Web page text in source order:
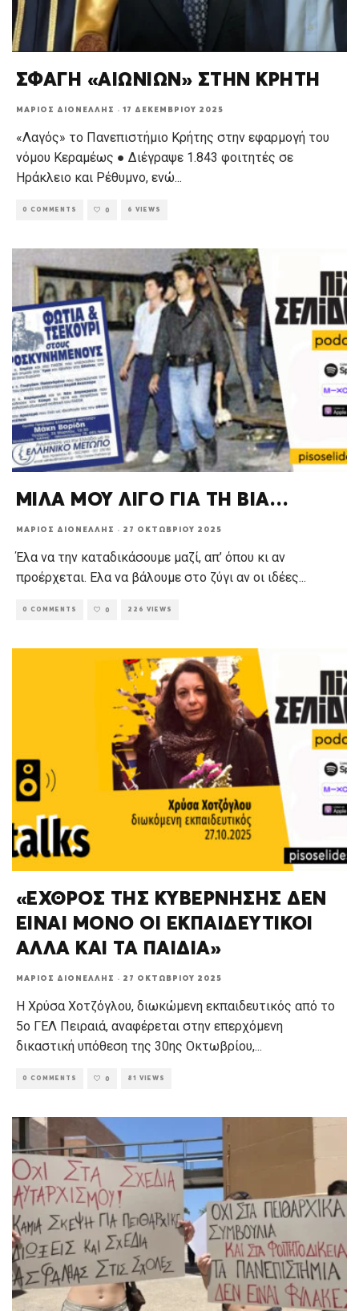
ΣΦΑΓΗ «ΑΙΩΝΙΩΝ» ΣΤΗΝ ΚΡΗΤΗ
ΜΆΡΙΟΣ ΔΙΟΝΈΛΛΗΣ · 17 ΔΕΚΕΜΒΡΊΟΥ 2025
«Λαγός» το Πανεπιστήμιο Κρήτης στην εφαρμογή του
νόμου Κεραμέως ● Διέγραψε 1.843 φοιτητές σε
Ηράκλειο και Ρέθυμνο, ενώ...
0 COMMENTS 0 6 VIEWS
ΜΙΛΑ ΜΟΥ ΛΙΓΟ ΓΙΑ ΤΗ ΒΙΑ…
ΜΆΡΙΟΣ ΔΙΟΝΈΛΛΗΣ · 27 ΟΚΤΩΒΡΊΟΥ 2025
Έλα να την καταδικάσουμε μαζί, απ’ όπου κι αν
προέρχεται. Ελα να βάλουμε στο ζύγι αν οι ιδέες...
0 COMMENTS 0 226 VIEWS
«ΕΧΘΡΟΣ ΤΗΣ ΚΥΒΕΡΝΗΣΗΣ ΔΕΝ
ΕΙΝΑΙ ΜΟΝΟ ΟΙ ΕΚΠΑΙΔΕΥΤΙΚΟΊ
ΑΛΛΑ ΚΑΙ ΤΑ ΠΑΙΔΙΑ»
ΜΆΡΙΟΣ ΔΙΟΝΈΛΛΗΣ · 27 ΟΚΤΩΒΡΊΟΥ 2025
Η Χρύσα Χοτζόγλου, διωκώμενη εκπαιδευτικός από το
5ο ΓΕΛ Πειραιά, αναφέρεται στην επερχόμενη
δικαστική υπόθεση της 30ης Οκτωβρίου,...
0 COMMENTS 0 81 VIEWS